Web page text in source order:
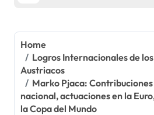
Home
Logros Internacionales de
Austriacos
Marko Pjaca:
nacional, actuaciones en la
la Copa del Mundo